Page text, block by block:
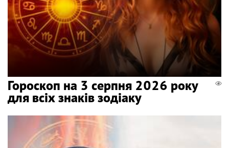
Гороскоп на 3 серпня 2026 року
для всіх знаків зодіаку